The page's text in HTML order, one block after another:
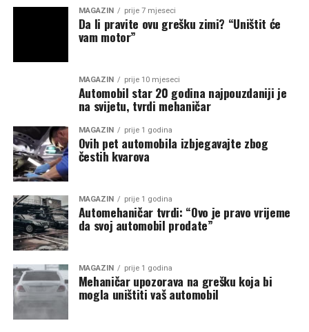
MAGAZIN prije 7 mjeseci
Da li pravite ovu grešku zimi? “Uništit će
vam motor”
MAGAZIN prije 10 mjeseci
Automobil star 20 godina najpouzdaniji je
na svijetu, tvrdi mehaničar
MAGAZIN prije 1 godina
Ovih pet automobila izbjegavajte zbog
čestih kvarova
MAGAZIN prije 1 godina
Automehaničar tvrdi: “Ovo je pravo vrijeme
da svoj automobil prodate”
MAGAZIN prije 1 godina
Mehaničar upozorava na grešku koja bi
mogla uništiti vaš automobil